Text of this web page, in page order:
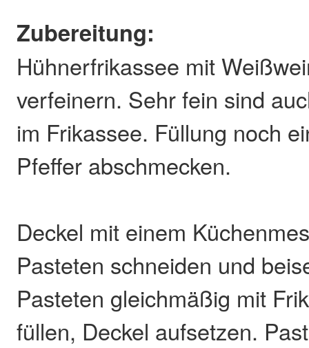
Zubereitung:
Hühnerfrikassee mit
verfeinern. Sehr fein sind
im Frikassee. Füllung noch
Pfeffer abschmecken.
Deckel mit einem
Pasteten schneiden und
Pasteten gleichmäßig mit
füllen, Deckel aufsetzen.